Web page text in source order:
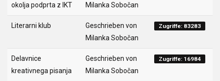
okolja podprta z IKT
Milanka Sobočan
Literarni klub
Geschrieben von
Milanka Sobočan
Zugriffe: 83283
Delavnice
kreativnega pisanja
Geschrieben von
Milanka Sobočan
Zugriffe: 16984